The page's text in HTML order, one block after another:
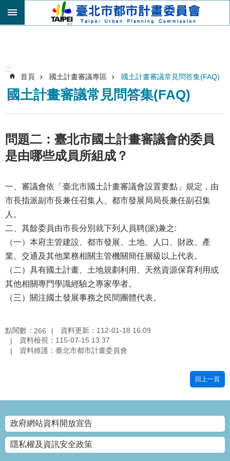
跳到主要內容區塊
關
介
紹
都
市
計
員
會
國
土
計
畫
審
議
寶
箱
網
:::
首頁 國土計畫審議專區 國土計畫審議常見問答集(FAQ)
國土計畫審議常見問答集(FAQ)
問題二：臺北市國土計畫審議會的委員
是由哪些成員所組成？
一、審議會依「臺北市國土計畫審議會設置要點」規定，由
市長指派副市長兼任召集人、都市發展局局長兼任副召集
人。
二、其餘委員由市長分別就下列人員聘(派)兼之:
（一）本府主管建設、都市發展、土地、人口、財政、產
業、交通及其他業務相關主管機關簡任層級以上代表。
（二）具有國土計畫、土地規劃利用、天然資源保育利用或
其他相關專門學識經驗之專家學者。
（三）關注國土發展事務之民間團體代表。
點閱數： 266
資料更新：112-01-18 16:09
資料檢視：115-07-15 13:37
資料維護：臺北市都市計畫委員會
回上一頁
:::
政府網站資料開放宣告
隱私權及資訊安全政策